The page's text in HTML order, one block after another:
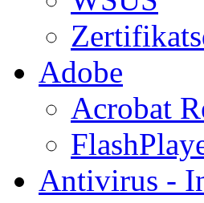
Adobe
Acrobat
Antivirus -